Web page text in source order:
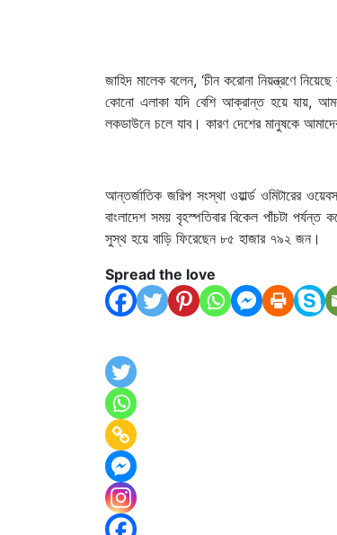
জাহিদ মালেক বলেন, ‘চীন করোনা নিয়ন্ত্রণে
কোনো এলাকা যদি বেশি আক্রান্ত হয়ে যায়,
লকডাউনে চলে যাব। কারণ দেশের মানুষকে
আন্তর্জাতিক জরিপ সংস্থা ওয়ার্ল্ড ওমিটারের
বাংলাদেশ সময় বৃহস্পতিবার বিকেল পাঁচটা
সুস্থ হয়ে বাড়ি ফিরেছেন ৮৫ হাজার ৭৯২ জন।
Spread the love